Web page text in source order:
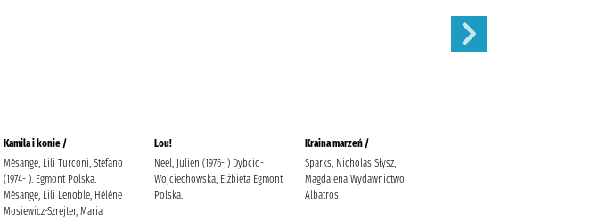
Kamila i konie /
Mésange, Lili Turconi, Stefano
(1974- ). Egmont Polska.
Mésange, Lili Lenoble, Hélène
Mosiewicz-Szrejter, Maria
Lou!
Neel, Julien (1976- ) Dybcio-
Wojciechowska, Elżbieta Egmont
Polska.
Kraina marzeń /
Sparks, Nicholas Słysz,
Magdalena Wydawnictwo
Albatros